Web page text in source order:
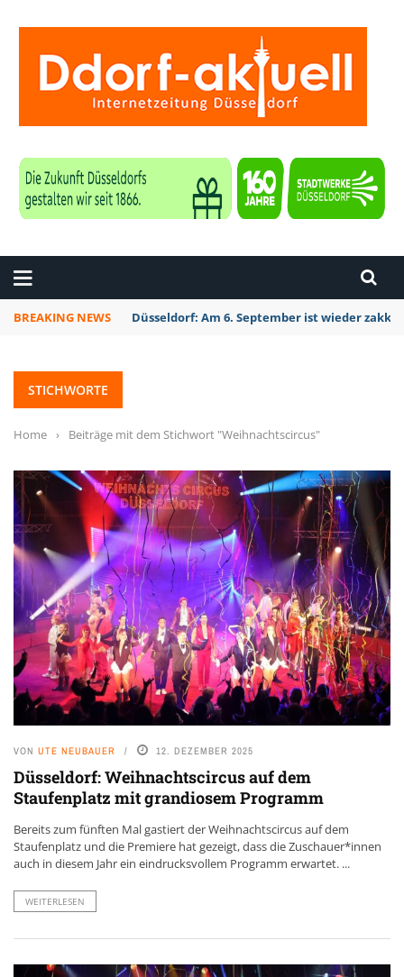
BREAKING NEWS Düsseldorf: Am 6. September ist wieder zakk
STICHWORTE
Home › Beiträge mit dem Stichwort "Weihnachtscircus"
VON UTE NEUBAUER 12. DEZEMBER 2025
Düsseldorf: Weihnachtscircus auf dem
Staufenplatz mit grandiosem Programm
Bereits zum fünften Mal gastiert der Weihnachtscircus auf dem
Staufenplatz und die Premiere hat gezeigt, dass die Zuschauer*innen
auch in diesem Jahr ein eindrucksvollem Programm erwartet. ...
WEITERLESEN